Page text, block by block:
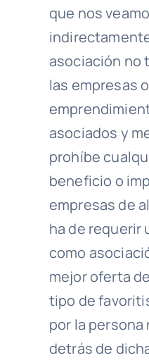
que nos
asociación no
las empresas o
asociados y
prohíbe
beneficio o
empresas de
ha de requerir
como
mejor oferta
tipo de
por la
detrás de